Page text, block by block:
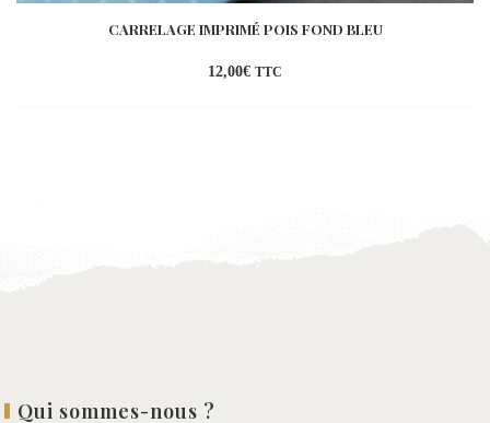
CARRELAGE IMPRIMÉ POIS FOND BLEU
12,00€ TTC
Qui sommes-nous ?